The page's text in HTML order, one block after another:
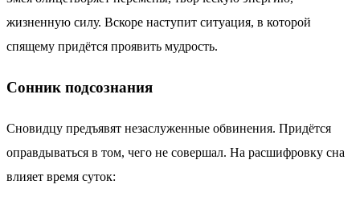
жизненную силу. Вскоре наступит ситуация, в которой
спящему придётся проявить мудрость.
Сонник подсознания
Сновидцу предъявят незаслуженные обвинения. Придётся
оправдываться в том, чего не совершал. На расшифровку сна
влияет время суток: